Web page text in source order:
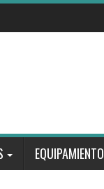
EQUIPAMIENTO